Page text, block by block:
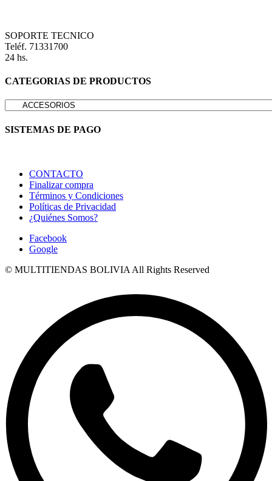
SOPORTE TECNICO
Teléf. 71331700
24 hs.
CATEGORIAS DE PRODUCTOS
SISTEMAS DE PAGO
CONTACTO
Finalizar compra
Términos y Condiciones
Políticas de Privacidad
¿Quiénes Somos?
Facebook
Google
© MULTITIENDAS BOLIVIA All Rights Reserved